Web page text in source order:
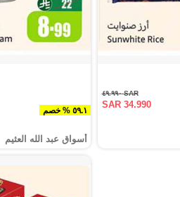
SAR ٤٩.٩٩٠
SAR 34.990
٥٩.١ % خصم
أسواق عبد الله العثيم